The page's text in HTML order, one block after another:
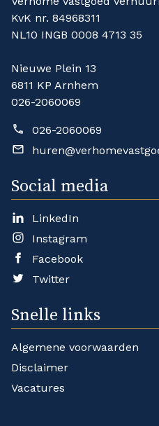
KvK nr. 84968311
NL10 INGB 0008 4713 35
Nieuwe Plein 13
6811 KP Arnhem
026-2060069
026-2060069
Social media
LinkedIn
Instagram
Facebook
Twitter
Snelle links
Algemene voorwaarden
Disclaimer
Vacatures